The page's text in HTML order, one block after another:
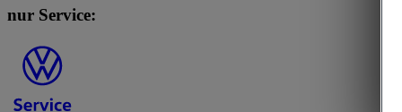
nur Service: